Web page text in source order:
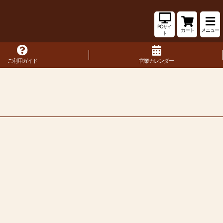
PCサイ
ト
カート メニュー
ご利用ガイド 営業カレンダー